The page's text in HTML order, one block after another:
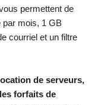
permettent de
par mois, 1 GB
courriel et un filtre
de serveurs,
forfaits de